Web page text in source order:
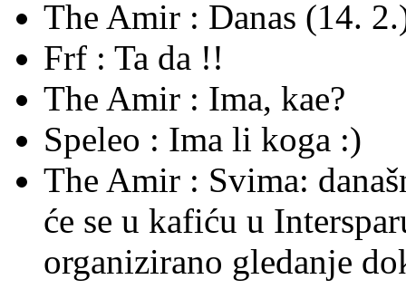
The Amir : Danas (14.
Frf : Ta da !!
The Amir : Ima, kae?
Speleo : Ima li koga :)
The Amir : Svima:
će se u kafiću u
organizirano gledanje